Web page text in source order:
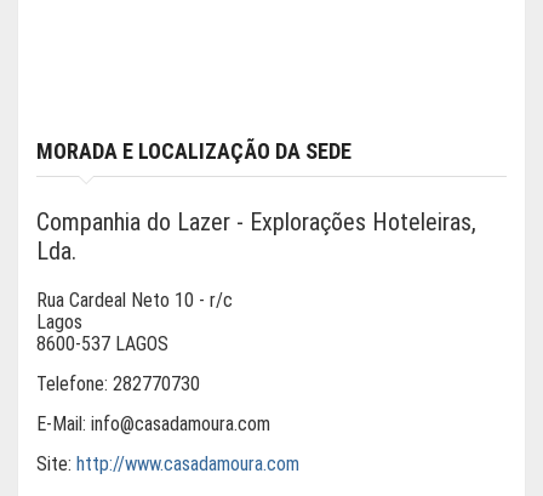
MORADA E LOCALIZAÇÃO DA SEDE
Companhia do Lazer - Explorações Hoteleiras,
Lda.
Rua Cardeal Neto 10 - r/c
Lagos
8600-537 LAGOS
Telefone: 282770730
E-Mail: info@casadamoura.com
Site: http://www.casadamoura.com